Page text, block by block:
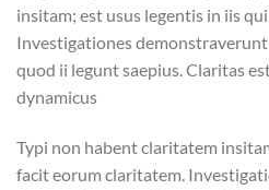
insitam; est usus legentis in iis
Investigationes
quod ii legunt saepius. Claritas
dynamicus
Typi non habent claritatem
facit eorum claritatem.